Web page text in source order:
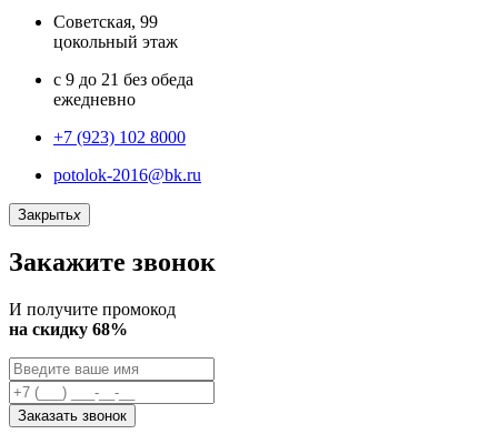
Советская, 99
цокольный этаж
с 9 до 21 без обеда
ежедневно
+7 (923) 102 8000
potolok-2016@bk.ru
Закрытьx
Закажите звонок
И получите промокод
на скидку 68%
Заказать звонок